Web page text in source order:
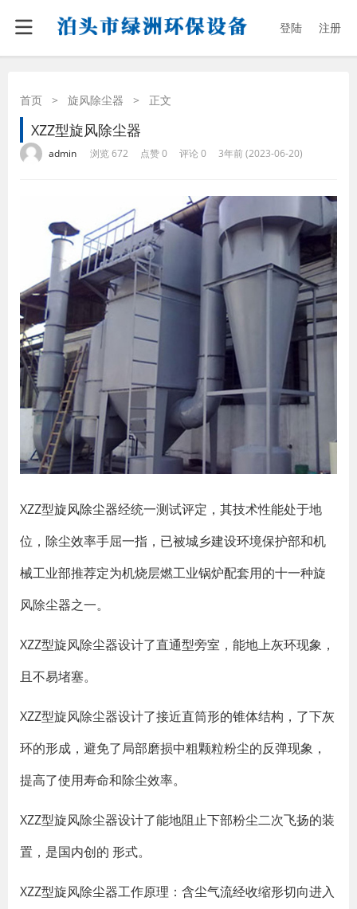
登陆 注册
首页 > 旋风除尘器 > 正文
XZZ型旋风除尘器
admin 浏览 672 点赞 0 评论 0 3年前 (2023-06-20)
XZZ型旋风除尘器经统一测试评定，其技术性能处于地
位，除尘效率手屈一指，已被城乡建设环境保护部和机
械工业部推荐定为机烧层燃工业锅炉配套用的十一种旋
风除尘器之一。
XZZ型旋风除尘器设计了直通型旁室，能地上灰环现象，
且不易堵塞。
XZZ型旋风除尘器设计了接近直筒形的锥体结构，了下灰
环的形成，避免了局部磨损中粗颗粒粉尘的反弹现象，
提高了使用寿命和除尘效率。
XZZ型旋风除尘器设计了能地阻止下部粉尘二次飞扬的装
置，是国内创的 形式。
XZZ型旋风除尘器工作原理：含尘气流经收缩形切向进入